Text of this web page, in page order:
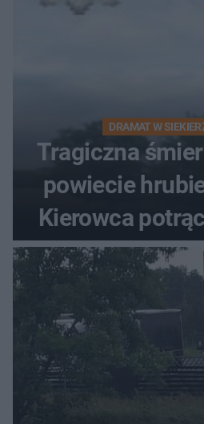
DRAMAT W
Tragiczna
powiecie
Kierowca